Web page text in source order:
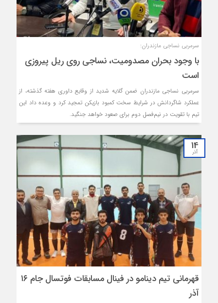
سرمربی نساجی مازندران:
با وجود بحران مصدومیت، نساجی روی ریل پیروزی
است
سرمربی نساجی مازندران ضمن گلایه شدید از وقایع داوری هفته گذشته، از
عملکرد شاگردانش در شرایط سخت کمبود بازیکن تمجید کرد و وعده داد این
تیم با تقویت در نیم‌فصل دوم برای صعود خواهد جنگید.
14
آذر
قهرمانی تیم دینامو در فینال مسابقات فوتسال جام ۱۶
آذر